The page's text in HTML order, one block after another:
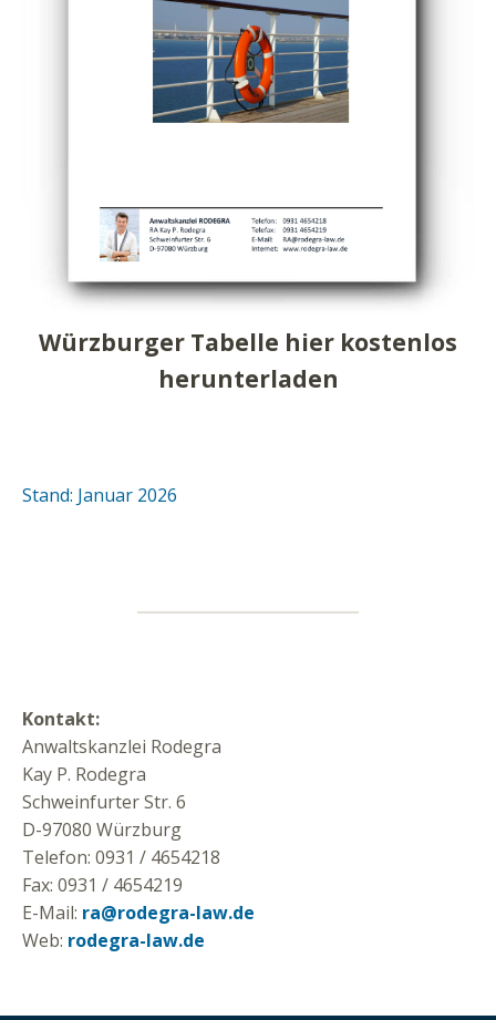
Würzburger Tabelle hier kostenlos
herunterladen
Stand: Januar 2026
Kontakt:
Anwaltskanzlei Rodegra
Kay P. Rodegra
Schweinfurter Str. 6
D-97080 Würzburg
Telefon: 0931 / 4654218
Fax: 0931 / 4654219
E-Mail: ra@rodegra-law.de
Web: rodegra-law.de